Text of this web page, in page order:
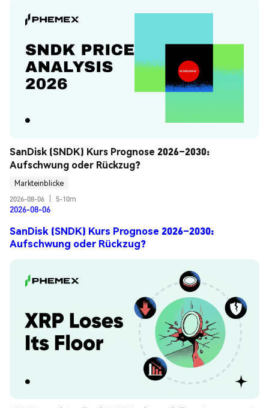
SanDisk (SNDK) Kurs Prognose 2026–2030:
Aufschwung oder Rückzug?
Markteinblicke
2026-08-06
5-10m
2026-08-06
SanDisk (SNDK) Kurs Prognose 2026–2030:
Aufschwung oder Rückzug?